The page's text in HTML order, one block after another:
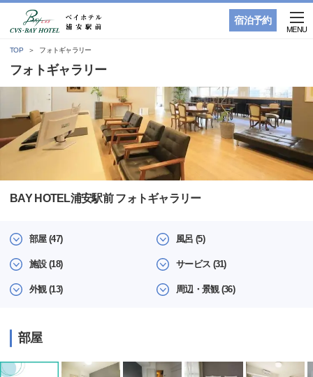
宿泊予約
MENU
TOP フォトギャラリー
フォトギャラリー
BAY HOTEL浦安駅前 フォトギャラリー
部屋 (47) 風呂 (5)
施設 (18) サービス (31)
外観 (13) 周辺・景観 (36)
部屋